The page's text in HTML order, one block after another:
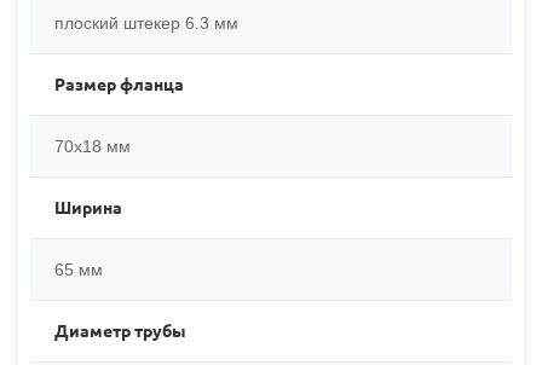
плоский штекер 6.3 мм
Размер фланца
70x18 мм
Ширина
65 мм
Диаметр трубы